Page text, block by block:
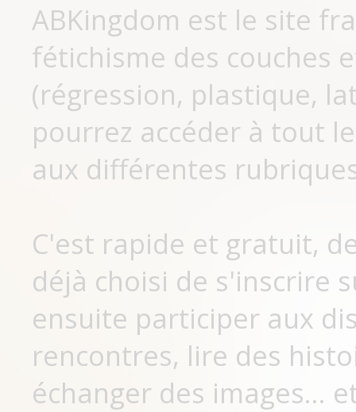
ABKingdom est le site
fétichisme des couches
(régression, plastique,
pourrez accéder à tout
aux différentes
C'est rapide et gratuit,
déjà choisi de s'inscrire
ensuite participer aux
rencontres, lire des
échanger des images...